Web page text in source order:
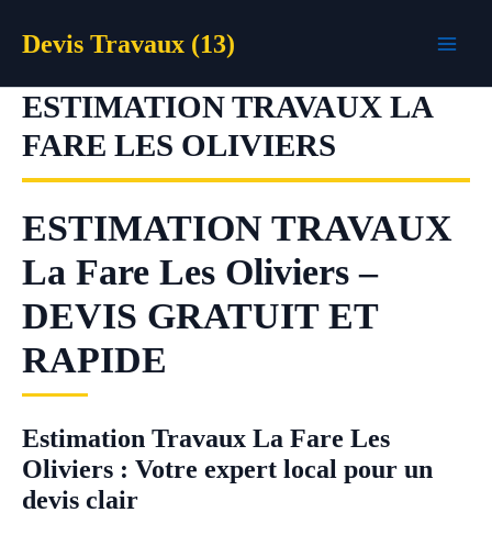
Devis Travaux (13)
ESTIMATION TRAVAUX LA
FARE LES OLIVIERS
ESTIMATION TRAVAUX
La Fare Les Oliviers –
DEVIS GRATUIT ET
RAPIDE
Estimation Travaux La Fare Les
Oliviers : Votre expert local pour un
devis clair